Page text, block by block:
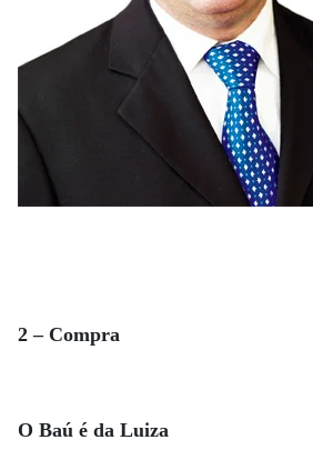
2 – Compra
O Baú é da Luiza